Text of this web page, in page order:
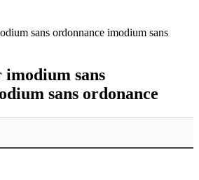
sans ordonnance imodium sans
imodium sans
sans ordonance